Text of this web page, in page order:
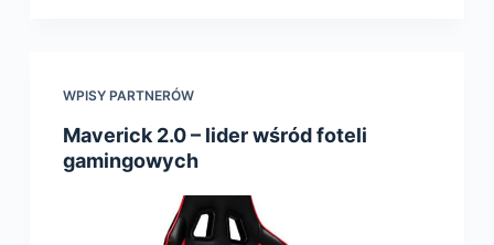
WPISY PARTNERÓW
Maverick 2.0 – lider wśród foteli
gamingowych